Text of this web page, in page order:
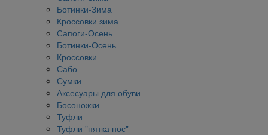
Ботинки-Зима
Кроссовки зима
Сапоги-Осень
Ботинки-Осень
Кроссовки
Сабо
Сумки
Аксесуары для обуви
Босоножки
Туфли
Туфли "пятка нос"